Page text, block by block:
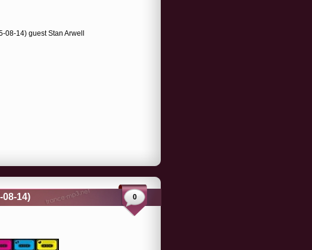
08-14) guest Stan Arwell
14) 0